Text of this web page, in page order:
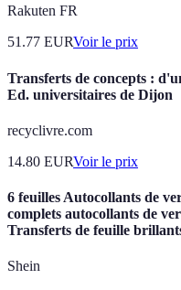
Rakuten FR
51.77 EURVoir le prix
Transferts de concepts :
Ed. universitaires de Dijon
recyclivre.com
14.80 EURVoir le prix
6 feuilles Autocollants de
complets autocollants de
Transferts de feuille
Shein